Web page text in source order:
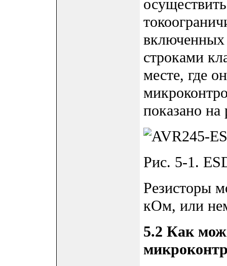
включенных
строками
месте, где
показано
Рис. 5-1.
Резисторы
кОм, или
5.2 Как